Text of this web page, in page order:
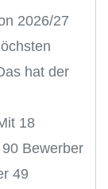
2026/27
hat der
18
Bewerber
49